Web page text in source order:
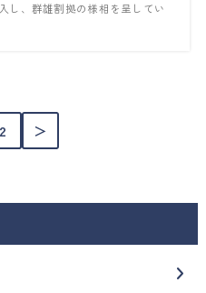
し、群雄割拠の様相を呈してい
2 ＞